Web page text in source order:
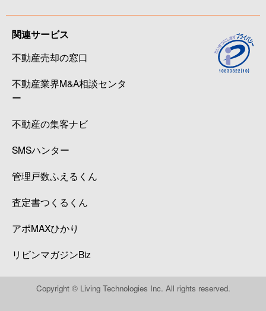
関連サービス
不動産売却の窓口
不動産業界M&A相談センタ
ー
不動産の集客ナビ
SMSハンター
管理戸数ふえるくん
査定書つくるくん
アポMAXひかり
リビンマガジンBiz
Copyright © Living Technologies Inc. All rights reserved.